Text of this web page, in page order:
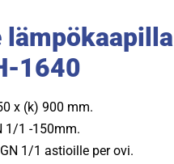
lämpökaapilla
1640
x (k) 900 mm.
1/1 -150mm.
1/1 astioille per ovi.